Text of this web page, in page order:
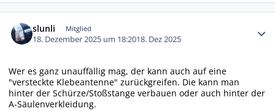
slunli Mitglied
18. Dezember 2025 um 18:2018. Dez 2025
Wer es ganz unauffällig mag, der kann auch auf eine
"versteckte Klebeantenne" zurückgreifen. Die kann man
hinter der Schürze/Stoßstange verbauen oder auch hinter der
A-Säulenverkleidung.